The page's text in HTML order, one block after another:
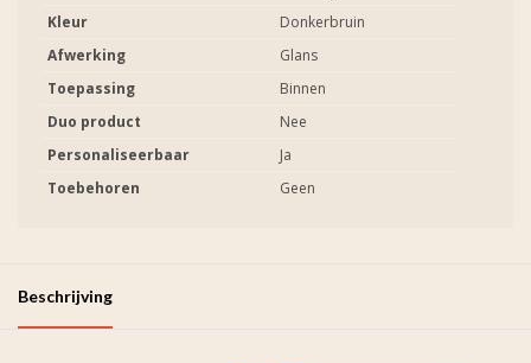
Kleur
Donkerbruin
Afwerking
Glans
Toepassing
Binnen
Duo product
Nee
Personaliseerbaar
Ja
Toebehoren
Geen
Beschrijving